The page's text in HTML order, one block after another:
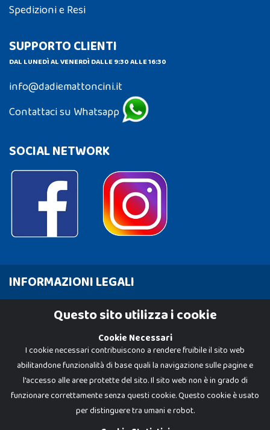
Spedizioni e Resi
SUPPORTO CLIENTI
DAL LUNEDÌ AL VENERDÌ DALLE 9:30 ALLE 16:30
info@dadiemattoncini.it
Contattaci su Whatsapp
SOCIAL NETWORK
INFORMAZIONI LEGALI
Cookie PolicyQuesto sito utilizza i cookie
Cookie Necessari
I cookie necessari contribuiscono a rendere fruibile il sito web
abilitandone funzionalità di base quali la navigazione sulle pagine e
l'accesso alle aree protette del sito. Il sito web non è in grado di
funzionare correttamente senza questi cookie. Questo cookie è usato
per distinguere tra umani e robot.